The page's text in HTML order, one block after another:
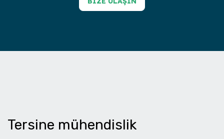
Tersine mühendislik